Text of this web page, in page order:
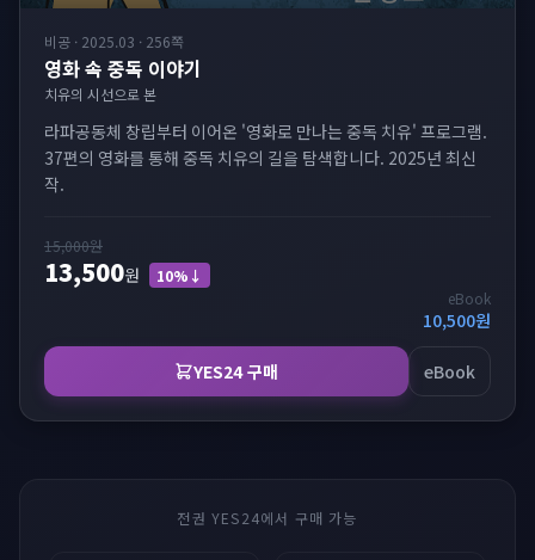
비공 · 2025.03 · 256쪽
영화 속 중독 이야기
치유의 시선으로 본
라파공동체 창립부터 이어온 '영화로 만나는 중독 치유' 프로그램.
37편의 영화를 통해 중독 치유의 길을 탐색합니다. 2025년 최신
작.
15,000원
13,500원 10%↓
eBook
10,500원
YES24 구매 eBook
전권 YES24에서 구매 가능